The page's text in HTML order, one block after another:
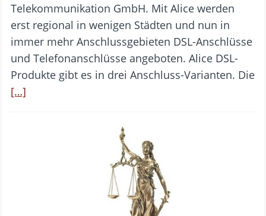
Telekommunikation GmbH. Mit Alice werden
erst regional in wenigen Städten und nun in
immer mehr Anschlussgebieten DSL-Anschlüsse
und Telefonanschlüsse angeboten. Alice DSL-
Produkte gibt es in drei Anschluss-Varianten. Die
[…]